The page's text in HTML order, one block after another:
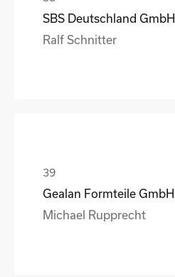
SBS Deutschland GmbH
Ralf Schnitter
Gealan Formteile GmbH
Michael Rupprecht